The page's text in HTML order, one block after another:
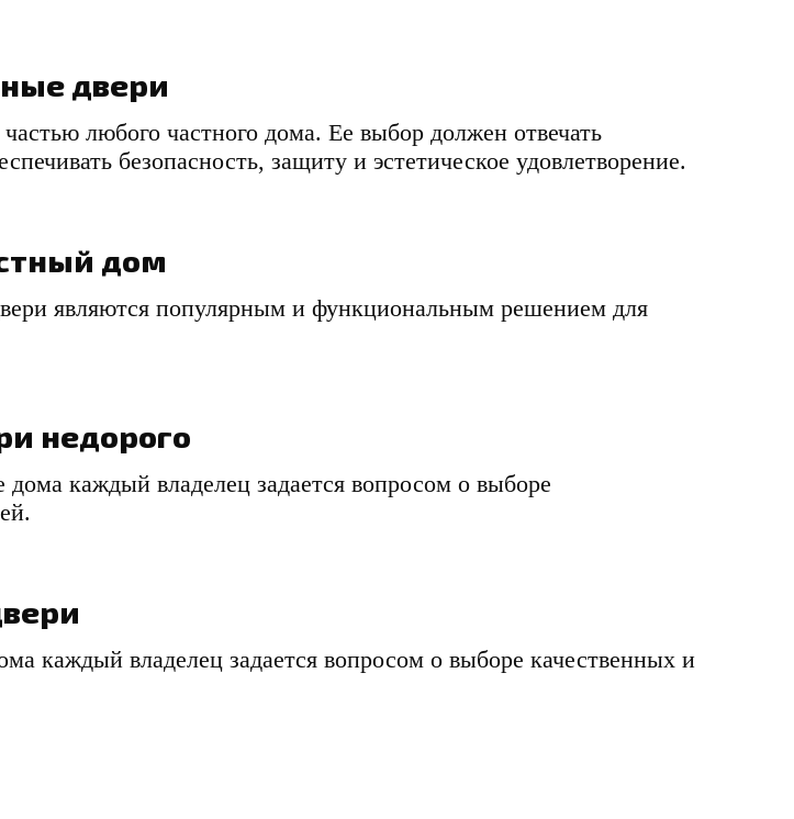
двери
любого частного дома. Ее выбор должен отвечать
безопасность, защиту и эстетическое удовлетворение.
дом
являются популярным и функциональным решением для
недорого
каждый владелец задается вопросом о выборе
каждый владелец задается вопросом о выборе качественных и